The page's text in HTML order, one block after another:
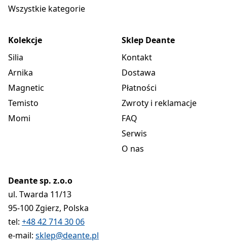
Wszystkie kategorie
Kolekcje
Silia
Arnika
Magnetic
Temisto
Momi
Sklep Deante
Kontakt
Dostawa
Płatności
Zwroty i reklamacje
FAQ
Serwis
O nas
Deante sp. z.o.o
ul. Twarda 11/13
95-100 Zgierz, Polska
tel: +48 42 714 30 06
e-mail: sklep@deante.pl